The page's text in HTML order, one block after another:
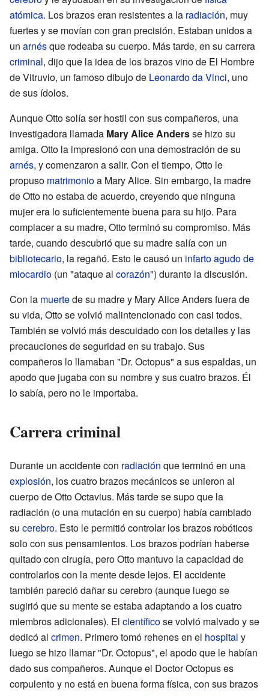
atómica. Los brazos eran resistentes a la radiación, muy
fuertes y se movían con gran precisión. Estaban unidos a
un arnésque rodeaba su cuerpo. Más tarde, en su carrera
criminal, dijo que la idea de los brazos vino de El Hombre
de Vitruvio, un famoso dibujo de Leonardo da Vinci, uno
de sus ídolos.
Aunque Otto solía ser hostil con sus compañeros, una
investigadora llamada Mary Alice Andersse hizo su
amiga. Otto la impresionó con una demostración de su
arnés, y comenzaron a salir. Con el tiempo, Otto le
propuso matrimonioa Mary Alice. Sin embargo, la madre
de Otto no estaba de acuerdo, creyendo que ninguna
mujer era lo suficientemente buena para su hijo. Para
complacer a su madre, Otto terminó su compromiso. Más
tarde, cuando descubrió que su madre salía con un
bibliotecario, la regañó. Esto le causó un infarto agudo de
miocardio (un "ataque al corazón") durante la discusión.
Con la muertede su madre y Mary Alice Anders fuera de
su vida, Otto se volvió malintencionado con casi todos.
También se volvió más descuidado con los detalles y las
precauciones de seguridad en su trabajo. Sus
compañeros lo llamaban "Dr. Octopus" a sus espaldas, un
apodo que jugaba con su nombre y sus cuatro brazos. Él
lo sabía, pero no le importaba.
Carrera criminal
Durante un accidente con radiación que terminó en una
explosión, los cuatro brazos mecánicos se unieron al
cuerpo de Otto Octavius. Más tarde se supo que la
radiación (o una mutación en su cuerpo) había cambiado
su cerebro. Esto le permitió controlar los brazos robóticos
solo con sus pensamientos. Los brazos podrían haberse
quitado con cirugía, pero Otto mantuvo la capacidad de
controlarlos con la mente desde lejos. El accidente
también pareció dañar su cerebro (aunque luego se
sugirió que su mente se estaba adaptando a los cuatro
miembros adicionales). El científicose volvió malvado y se
dedicó al crimen. Primero tomó rehenes en el hospital y
luego se hizo llamar "Dr. Octopus", el apodo que le habían
dado sus compañeros. Aunque el Doctor Octopus es
corpulento y no está en buena forma física, con sus brazos